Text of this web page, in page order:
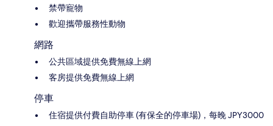
禁帶寵物
歡迎攜帶服務性動物
網路
公共區域提供免費無線上網
客房提供免費無線上網
停車
住宿提供付費自助停車 (有保全的停車場)，每晚 JPY3000